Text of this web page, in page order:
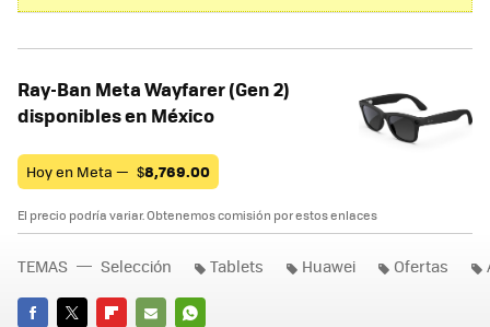
Ray-Ban Meta Wayfarer (Gen 2)
disponibles en México
Hoy en Meta — $8,769.00
El precio podría variar. Obtenemos comisión por estos enlaces
TEMAS Selección Tablets Huawei Ofertas